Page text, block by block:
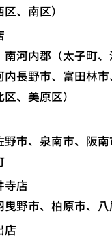
、南区）
南河内郡（太子町
内長野市、富田林
、美原区）
市、泉南市、阪南
寺店
曳野市、柏原市、
店